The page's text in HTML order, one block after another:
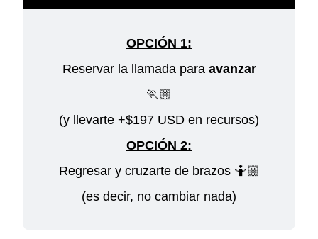
OPCIÓN 1:
Reservar la llamada para avanzar
🏃🏼
(y llevarte +$197 USD en recursos)
OPCIÓN 2:
Regresar y cruzarte de brazos 🤷🏼
(es decir, no cambiar nada)